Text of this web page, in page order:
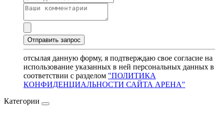
отсылая данную форму, я подтверждаю свое согласие на
использование указанных в ней персональных данных в
соответствии с разделом "ПОЛИТИКА
КОНФИДЕНЦИАЛЬНОСТИ САЙТА АРЕНА"
Категории